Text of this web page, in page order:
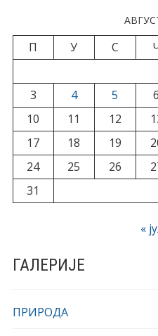
П У С
3
4 5 6
10
11 12
17
18 19
24
25 26
31
«
ГАЛЕРИЈЕ
ПРИРОДА